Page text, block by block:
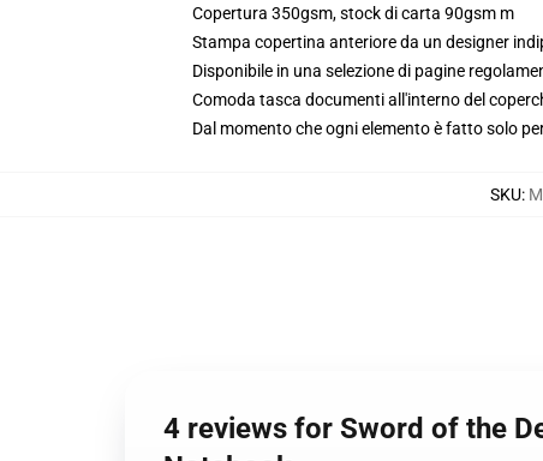
Copertura 350gsm, stock di carta 90gsm m
Stampa copertina anteriore da un designer
Disponibile in una selezione di pagine
Comoda tasca documenti all'interno del
Dal momento che ogni elemento è fatto solo
SKU:
4 reviews for Sword of the